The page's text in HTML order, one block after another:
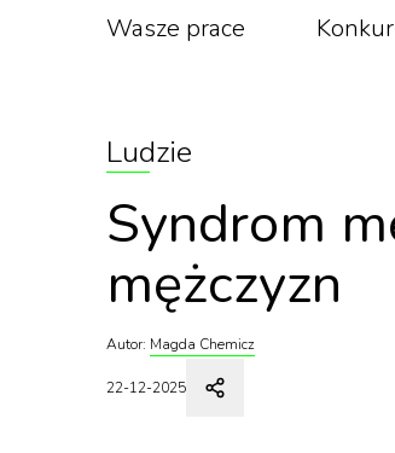
Wasze prace
Ludzie
Syndrom
mężczyzn
Autor: Magda Chemicz
22-12-2025